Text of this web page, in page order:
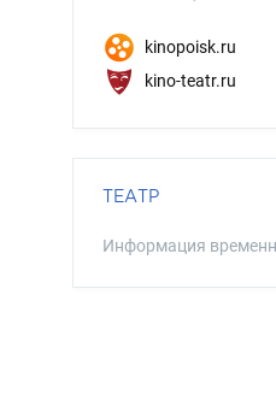
kinopoisk.ru
kino-teatr.ru
ТЕАТР
Информация